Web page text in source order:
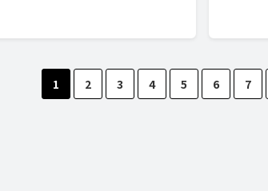
1 2 3 4 5 6 7